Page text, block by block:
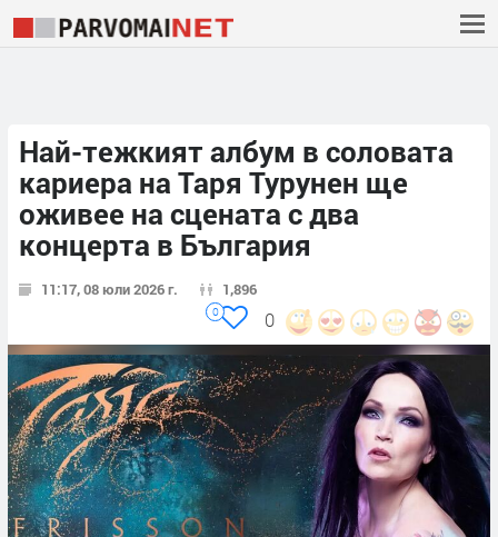
Най-тежкият албум в соловата
кариера на Таря Турунен ще
оживее на сцената с два
концерта в България
11:17, 08 юли 2026 г. 1,896
0
0